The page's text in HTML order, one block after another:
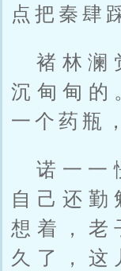
点把秦肆
褚林澜
沉甸甸的
一个药瓶
诺一一
自己还勤
想着，老
久了，这